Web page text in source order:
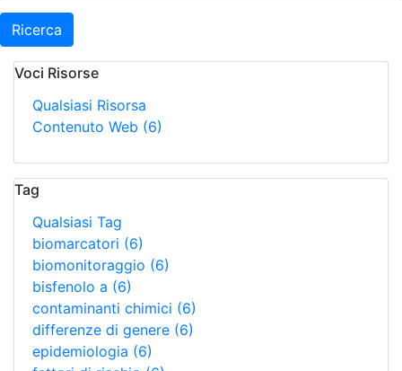
Ricerca
Voci Risorse
Qualsiasi Risorsa
Contenuto Web (6)
Tag
Qualsiasi Tag
biomarcatori (6)
biomonitoraggio (6)
bisfenolo a (6)
contaminanti chimici (6)
differenze di genere (6)
epidemiologia (6)